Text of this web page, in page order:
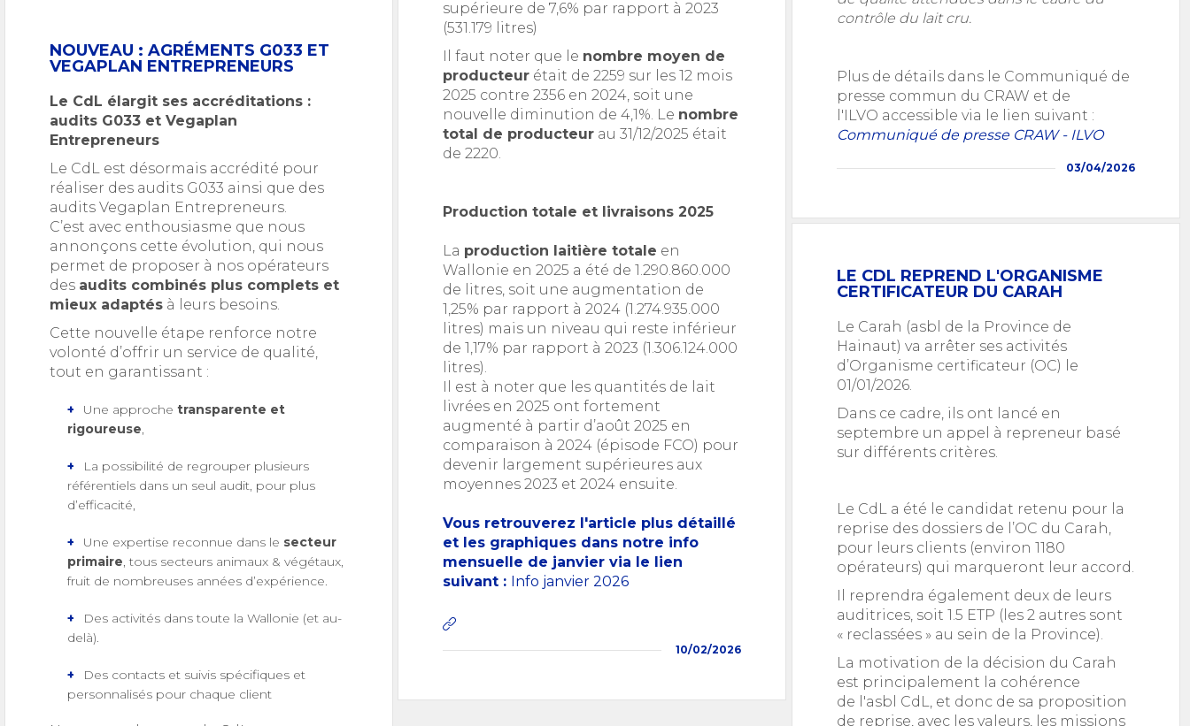
contrôle du lait cru.
Plus de détails dans le Communiqué de
presse commun du CRAW et de
l'ILVO accessible via le lien suivant :
Communiqué de presse CRAW - ILVO
03/04/2026
supérieure de 7,6% par rapport à 2023
(531.179 litres)
Il faut noter que le nombre moyen de
producteur était de 2259 sur les 12 mois
2025 contre 2356 en 2024, soit une
nouvelle diminution de 4,1%. Le nombre
total de producteur au 31/12/2025 était
de 2220.
Production totale et livraisons 2025
La production laitière totale en
Wallonie en 2025 a été de 1.290.860.000
de litres, soit une augmentation de
1,25% par rapport à 2024 (1.274.935.000
litres) mais un niveau qui reste inférieur
de 1,17% par rapport à 2023 (1.306.124.000
litres).
Il est à noter que les quantités de lait
livrées en 2025 ont fortement
augmenté à partir d’août 2025 en
comparaison à 2024 (épisode FCO) pour
devenir largement supérieures aux
moyennes 2023 et 2024 ensuite.
Vous retrouverez l'article plus détaillé
et les graphiques dans notre info
mensuelle de janvier via le lien
suivant : Info janvier 2026
10/02/2026
NOUVEAU : AGRÉMENTS G033 ET
VEGAPLAN ENTREPRENEURS
Le CdL élargit ses accréditations :
audits G033 et Vegaplan
Entrepreneurs
Le CdL est désormais accrédité pour
réaliser des audits G033 ainsi que des
audits Vegaplan Entrepreneurs.
C’est avec enthousiasme que nous
annonçons cette évolution, qui nous
permet de proposer à nos opérateurs
des audits combinés plus complets et
mieux adaptés à leurs besoins.
Cette nouvelle étape renforce notre
volonté d’offrir un service de qualité,
tout en garantissant :
Une approche transparente et
rigoureuse,
La possibilité de regrouper plusieurs
référentiels dans un seul audit, pour plus
d’efficacité,
Une expertise reconnue dans le secteur
primaire, tous secteurs animaux & végétaux,
fruit de nombreuses années d’expérience.
Des activités dans toute la Wallonie (et au-
delà).
Des contacts et suivis spécifiques et
personnalisés pour chaque client
LE CDL REPREND L'ORGANISME
CERTIFICATEUR DU CARAH
Le Carah (asbl de la Province de
Hainaut) va arrêter ses activités
d’Organisme certificateur (OC) le
01/01/2026.
Dans ce cadre, ils ont lancé en
septembre un appel à repreneur basé
sur différents critères.
Le CdL a été le candidat retenu pour la
reprise des dossiers de l’OC du Carah,
pour leurs clients (environ 1180
opérateurs) qui marqueront leur accord.
Il reprendra également deux de leurs
auditrices, soit 1.5 ETP (les 2 autres sont
« reclassées » au sein de la Province).
La motivation de la décision du Carah
est principalement la cohérence
de l'asbl CdL, et donc de sa proposition
de reprise, avec les valeurs, les missions